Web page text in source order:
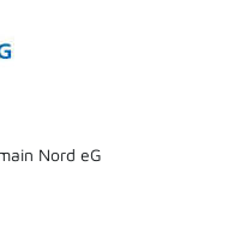
Nord eG